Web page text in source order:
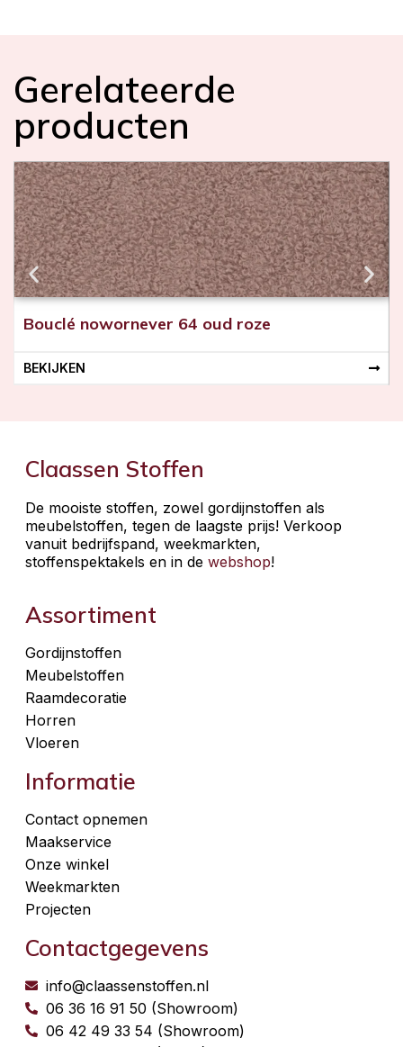
Gerelateerde
producten
Bouclé nowornever 64 oud roze
BEKIJKEN
Claassen Stoffen
De mooiste stoffen, zowel gordijnstoffen als
meubelstoffen, tegen de laagste prijs! Verkoop
vanuit bedrijfspand, weekmarkten,
stoffenspektakels en in de webshop!
Assortiment
Gordijnstoffen
Meubelstoffen
Raamdecoratie
Horren
Vloeren
Informatie
Contact opnemen
Maakservice
Onze winkel
Weekmarkten
Projecten
Contactgegevens
info@claassenstoffen.nl
06 36 16 91 50 (Showroom)
06 42 49 33 54 (Showroom)